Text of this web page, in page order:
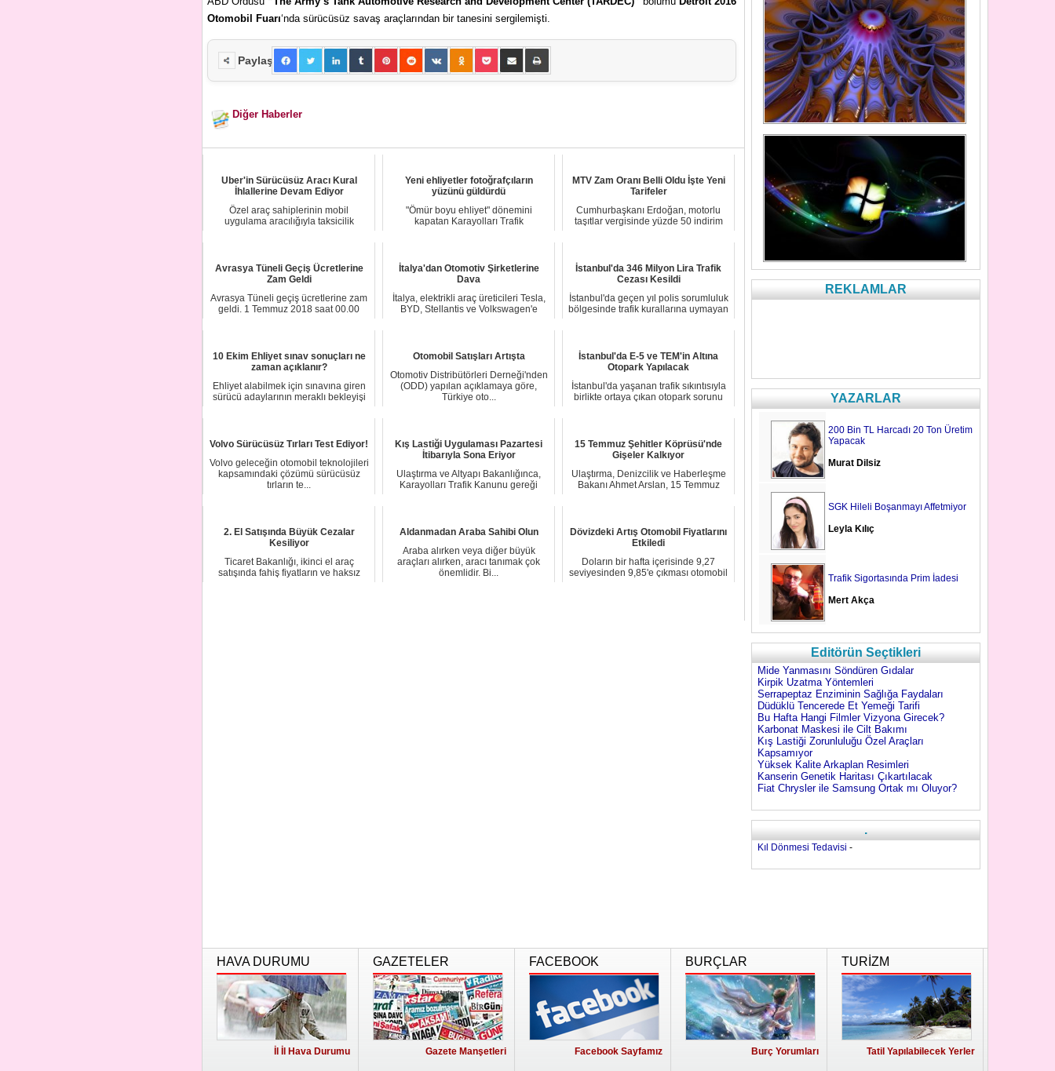
Otomobil Fuarı‘nda sürücüsüz savaş araçlarından bir tanesini sergilemişti.
Paylaş
Diğer Haberler
Uber'in Sürücüsüz Aracı Kural
İhlallerine Devam Ediyor
Özel araç sahiplerinin mobil
uygulama aracılığıyla taksicilik
Yeni ehliyetler fotoğrafçıların
yüzünü güldürdü
"Ömür boyu ehliyet" dönemini
kapatan Karayolları Trafik
MTV Zam Oranı Belli Oldu İşte Yeni
Tarifeler
Cumhurbaşkanı Erdoğan, motorlu
taşıtlar vergisinde yüzde 50 indirim
Avrasya Tüneli Geçiş Ücretlerine
Zam Geldi
Avrasya Tüneli geçiş ücretlerine zam
geldi. 1 Temmuz 2018 saat 00.00
İtalya'dan Otomotiv Şirketlerine
Dava
İtalya, elektrikli araç üreticileri Tesla,
BYD, Stellantis ve Volkswagen'e
İstanbul'da 346 Milyon Lira Trafik
Cezası Kesildi
İstanbul'da geçen yıl polis sorumluluk
bölgesinde trafik kurallarına uymayan
10 Ekim Ehliyet sınav sonuçları ne
zaman açıklanır?
Ehliyet alabilmek için sınavına giren
sürücü adaylarının meraklı bekleyişi
Otomobil Satışları Artışta
Otomotiv Distribütörleri Derneği'nden
(ODD) yapılan açıklamaya göre,
Türkiye oto...
İstanbul'da E-5 ve TEM'in Altına
Otopark Yapılacak
İstanbul'da yaşanan trafik sıkıntısıyla
birlikte ortaya çıkan otopark sorunu
Volvo Sürücüsüz Tırları Test Ediyor!
Volvo geleceğin otomobil teknolojileri
kapsamındaki çözümü sürücüsüz
tırların te...
Kış Lastiği Uygulaması Pazartesi
İtibarıyla Sona Eriyor
Ulaştırma ve Altyapı Bakanlığınca,
Karayolları Trafik Kanunu gereği
15 Temmuz Şehitler Köprüsü'nde
Gişeler Kalkıyor
Ulaştırma, Denizcilik ve Haberleşme
Bakanı Ahmet Arslan, 15 Temmuz
2. El Satışında Büyük Cezalar
Kesiliyor
Ticaret Bakanlığı, ikinci el araç
satışında fahiş fiyatların ve haksız
Aldanmadan Araba Sahibi Olun
Araba alırken veya diğer büyük
araçları alırken, aracı tanımak çok
önemlidir. Bi...
Dövizdeki Artış Otomobil Fiyatlarını
Etkiledi
Doların bir hafta içerisinde 9,27
seviyesinden 9,85'e çıkması otomobil
REKLAMLAR
YAZARLAR
200 Bin TL Harcadı 20 Ton Üretim
Yapacak
Murat Dilsiz
SGK Hileli Boşanmayı Affetmiyor
Leyla Kılıç
Trafik Sigortasında Prim İadesi
Mert Akça
Editörün Seçtikleri
Mide Yanmasını Söndüren Gıdalar
Kirpik Uzatma Yöntemleri
Serrapeptaz Enziminin Sağlığa Faydaları
Düdüklü Tencerede Et Yemeği Tarifi
Bu Hafta Hangi Filmler Vizyona Girecek?
Karbonat Maskesi ile Cilt Bakımı
Kış Lastiği Zorunluluğu Özel Araçları
Kapsamıyor
Yüksek Kalite Arkaplan Resimleri
Kanserin Genetik Haritası Çıkartılacak
Fiat Chrysler ile Samsung Ortak mı Oluyor?
.
Kıl Dönmesi Tedavisi -
HAVA DURUMU
İl İl Hava Durumu
GAZETELER
Gazete Manşetleri
FACEBOOK
Facebook Sayfamız
BURÇLAR
Burç Yorumları
TURİZM
Tatil Yapılabilecek Yerler